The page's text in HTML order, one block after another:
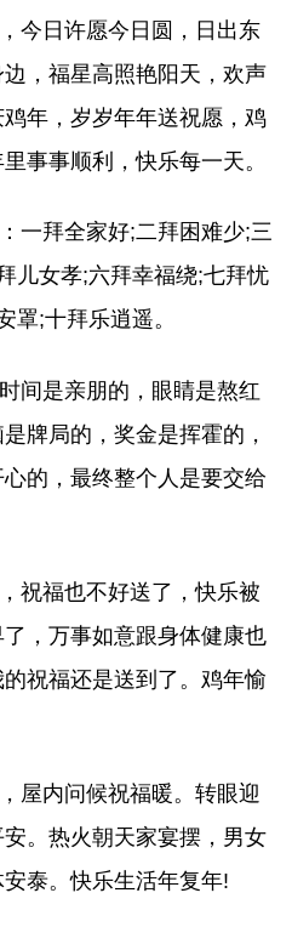
今日许愿今日圆，日出东
，福星高照艳阳天，欢声
年，岁岁年年送祝愿，鸡
事事顺利，快乐每一天。
一拜全家好;二拜困难少;三
儿女孝;六拜幸福绕;七拜忧
罩;十拜乐逍遥。
间是亲朋的，眼睛是熬红
牌局的，奖金是挥霍的，
的，最终整个人是要交给
祝福也不好送了，快乐被
，万事如意跟身体健康也
祝福还是送到了。鸡年愉
屋内问候祝福暖。转眼迎
。热火朝天家宴摆，男女
泰。快乐生活年复年!